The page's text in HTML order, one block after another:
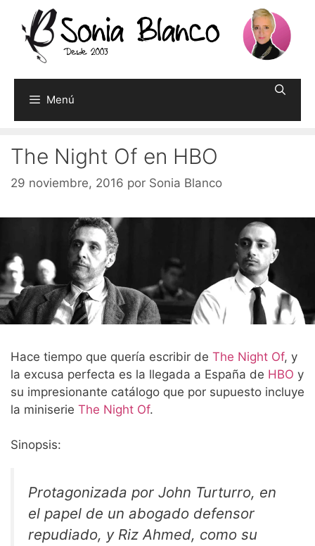
contenido
Menú
The Night Of en HBO
29 noviembre, 2016 por Sonia Blanco
Hace tiempo que quería escribir de The Night Of, y
la excusa perfecta es la llegada a España de HBO y
su impresionante catálogo que por supuesto incluye
la miniserie The Night Of.
Sinopsis:
Protagonizada por John Turturro, en
el papel de un abogado defensor
repudiado, y Riz Ahmed, como su